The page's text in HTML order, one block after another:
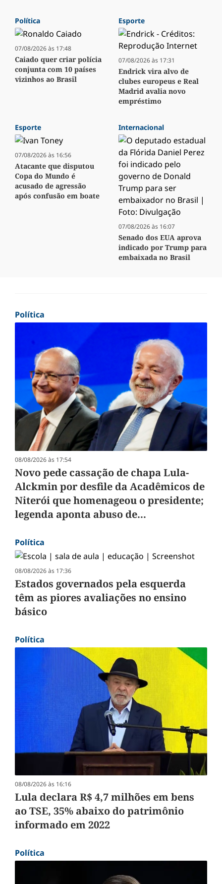
Política
07/08/2026 às 17:48
Caiado quer criar polícia
conjunta com 10 países
vizinhos ao Brasil
Esporte
07/08/2026 às 17:31
Endrick vira alvo de
clubes europeus e Real
Madrid avalia novo
empréstimo
Esporte
07/08/2026 às 16:56
Atacante que disputou
Copa do Mundo é
acusado de agressão
após confusão em boate
Internacional
07/08/2026 às 16:07
Senado dos EUA aprova
indicado por Trump para
embaixada no Brasil
Política
08/08/2026 às 17:54
Novo pede cassação de chapa Lula-
Alckmin por desfile da Acadêmicos de
Niterói que homenageou o presidente;
legenda aponta abuso de...
Política
08/08/2026 às 17:36
Estados governados pela esquerda
têm as piores avaliações no ensino
básico
Política
08/08/2026 às 16:16
Lula declara R$ 4,7 milhões em bens
ao TSE, 35% abaixo do patrimônio
informado em 2022
Política